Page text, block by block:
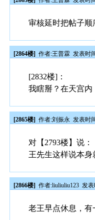
审核延时把帖子顺
[2864楼] 作者:王普霖 发表时
[2832楼]：
我瞎掰？在天宫内
[2865楼] 作者:刘振永 发表时
对【2793楼】说：
王先生这样说本
[2866楼] 作者:liuliuliu123 发表
老王早点休息，